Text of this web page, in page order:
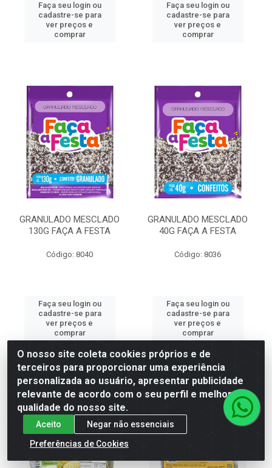
Faça seu login ou
cadastre-se para
ver preços e
comprar
Faça seu login ou
cadastre-se para
ver preços e
comprar
GRANULADO MESCLADO
130G FAÇA A FESTA
Código: 8040
Faça seu login ou
cadastre-se para
ver preços e
comprar
GRANULADO MESCLADO
40G FAÇA A FESTA
Código: 8036
Faça seu login ou
cadastre-se para
ver preços e
comprar
O nosso site coleta cookies próprios e de
terceiros para proporcionar uma experiência
personalizada ao usuário, apresentar publicidade
relevante de acordo com o seu perfil e melhorar a
qualidade do nosso site.
Aceito
Negar não essenciais
Preferências de Cookies